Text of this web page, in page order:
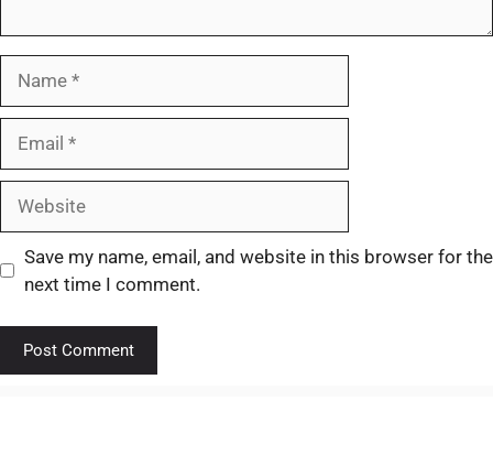
Save my name, email, and website in this browser for the
next time I comment.